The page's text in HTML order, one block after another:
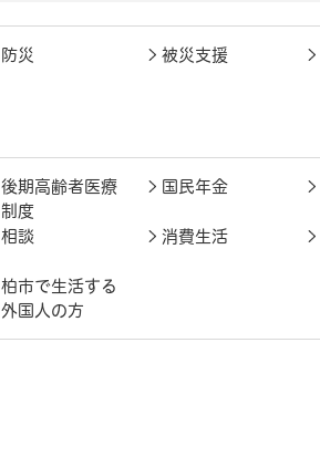
防災 被災支援
後期高齢者医療
制度
国民年金
相談 消費生活
柏市で生活する
外国人の方